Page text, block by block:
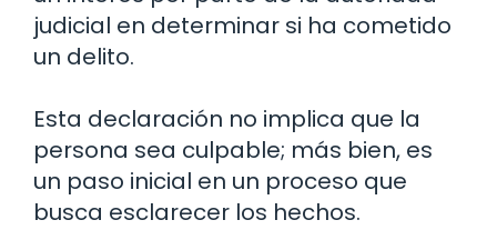
judicial en determinar si ha cometido
un delito.
Esta declaración no implica que la
persona sea culpable; más bien, es
un paso inicial en un proceso que
busca esclarecer los hechos.